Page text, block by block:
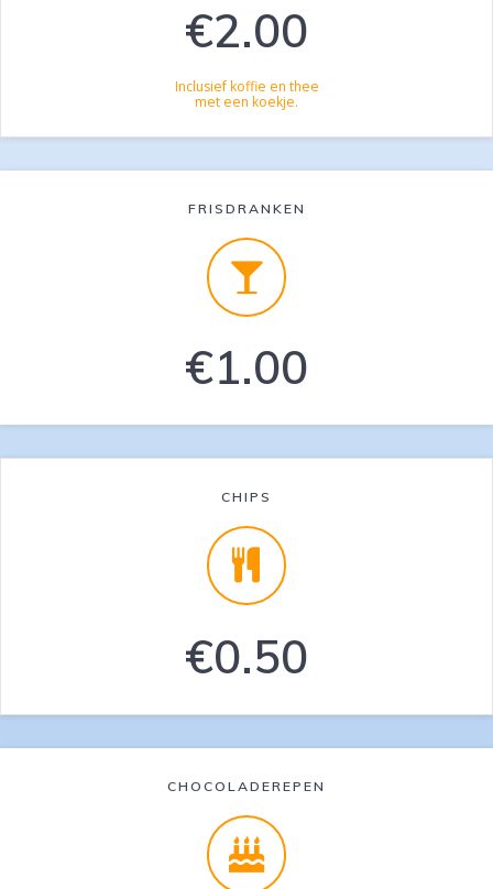
€2.00
Inclusief koffie en thee
met een koekje.
FRISDRANKEN
€1.00
CHIPS
€0.50
CHOCOLADEREPEN